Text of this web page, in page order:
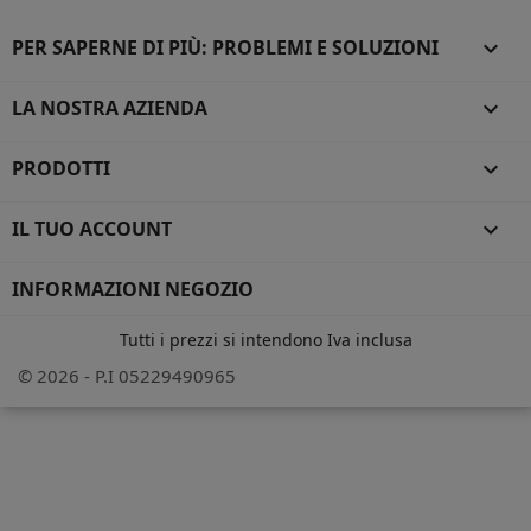
PER SAPERNE DI PIÙ: PROBLEMI E SOLUZIONI 
LA NOSTRA AZIENDA 
PRODOTTI 
IL TUO ACCOUNT 
INFORMAZIONI NEGOZIO
Tutti i prezzi si intendono Iva inclusa
© 2026 - P.I 05229490965